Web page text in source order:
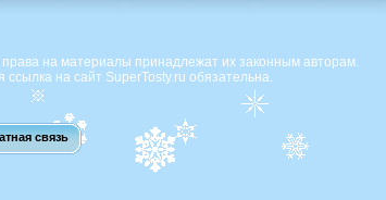
права на материалы принадлежат их законным авторам.
на сайт SuperTosty.ru обязательна.
связь